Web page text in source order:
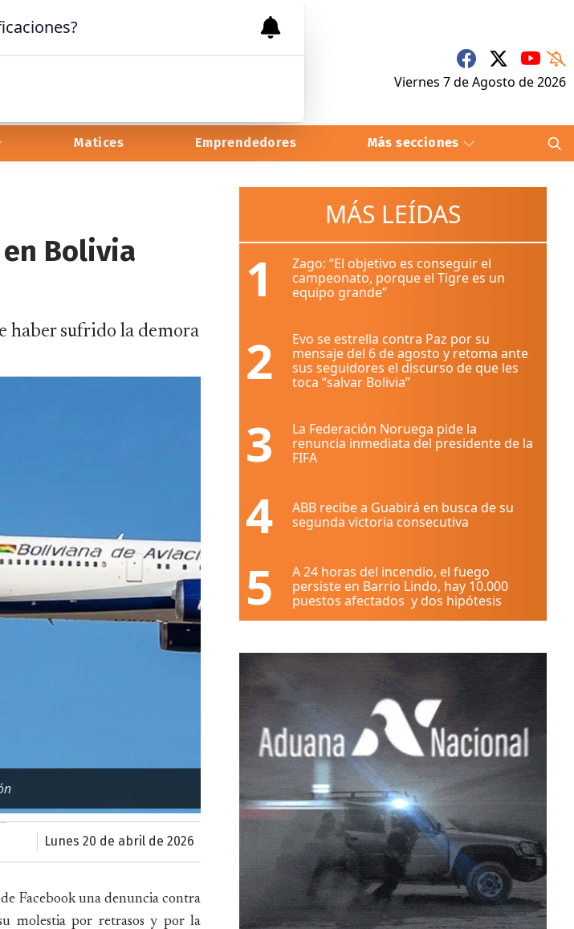
Viernes 7deAgosto de 2026
Matices Emprendedores Más secciones
Bolivia
haber sufrido la demora
lunes 20 de abril de 2026
Facebook una denuncia contra
molestia por retrasos y por la
MÁS LEÍDAS
1
Zago: “El objetivo es conseguir el
campeonato, porque el Tigre es un
equipo grande”
2
Evo se estrella contra Paz por su
mensaje del 6 de agosto y retoma ante
sus seguidores el discurso de que les
toca “salvar Bolivia”
3
La Federación Noruega pide la
renuncia inmediata del presidente de la
FIFA
4
ABB recibe a Guabirá en busca de su
segunda victoria consecutiva
5
A 24 horas del incendio, el fuego
persiste en Barrio Lindo, hay 10.000
puestos afectados y dos hipótesis